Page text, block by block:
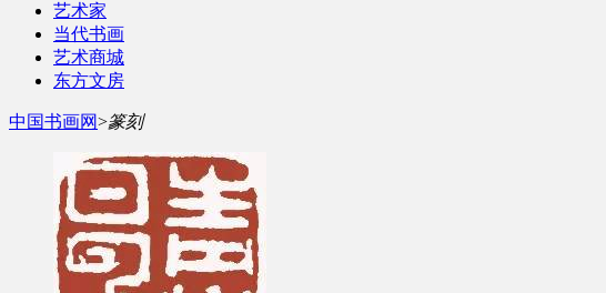
艺术家
当代书画
艺术商城
东方文房
中国书画网>篆刻